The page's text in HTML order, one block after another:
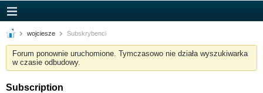
wojciesze Subskrybenci
Forum ponownie uruchomione. Tymczasowo nie działa wyszukiwarka
w czasie odbudowy.
Subscription